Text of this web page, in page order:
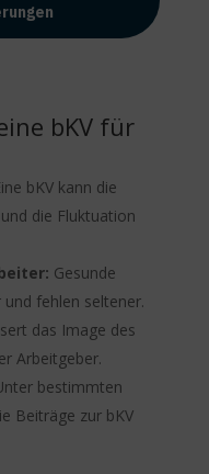
bKV für
bKV kann die
die Fluktuation
Gesunde
fehlen seltener.
das Image des
Arbeitgeber.
bestimmten
Beiträge zur bKV